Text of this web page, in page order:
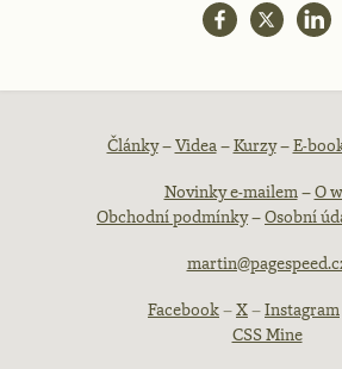
Patička
webu
Články–Videa–Kurzy–E-
Novinky e-mailem–O
Obchodní podmínky–Osobní
Facebook–X–Instagram
CSS Mine